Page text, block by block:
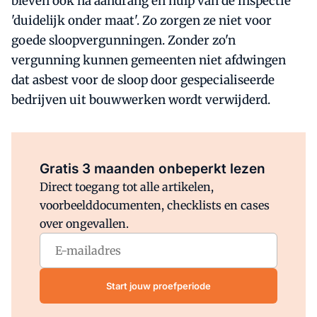
'duidelijk onder maat'. Zo zorgen ze niet voor
goede sloopvergunningen. Zonder zo'n
vergunning kunnen gemeenten niet afdwingen
dat asbest voor de sloop door gespecialiseerde
bedrijven uit bouwwerken wordt verwijderd.
Gratis 3 maanden onbeperkt lezen
Direct toegang tot alle artikelen,
voorbeelddocumenten, checklists en cases
over ongevallen.
Start jouw proefperiode